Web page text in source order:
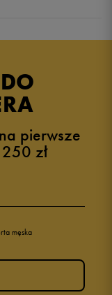
pierwsze
zł
męska